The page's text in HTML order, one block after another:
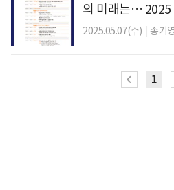
의 미래는… 2025
2025.05.07(수) 송기
1